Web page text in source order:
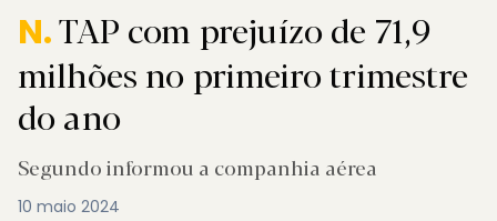
N.TAP com prejuízo de 71,9
milhões no primeiro trimestre
do ano
Segundo informou a companhia aérea
10 maio 2024